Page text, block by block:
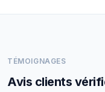
TÉMOIGNAGES
Avis clients